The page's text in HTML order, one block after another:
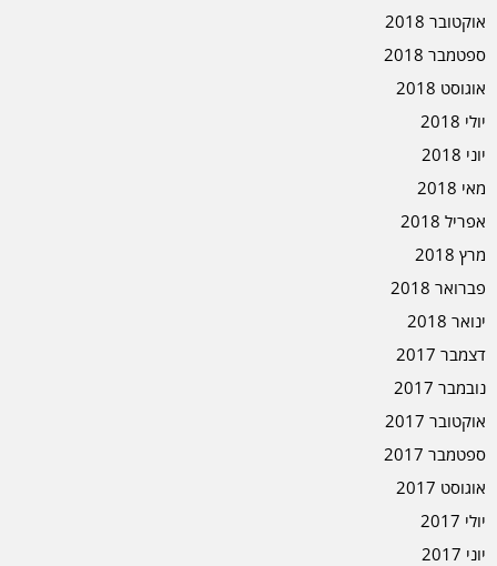
אוקטובר 2018
ספטמבר 2018
אוגוסט 2018
יולי 2018
יוני 2018
מאי 2018
אפריל 2018
מרץ 2018
פברואר 2018
ינואר 2018
דצמבר 2017
נובמבר 2017
אוקטובר 2017
ספטמבר 2017
אוגוסט 2017
יולי 2017
יוני 2017